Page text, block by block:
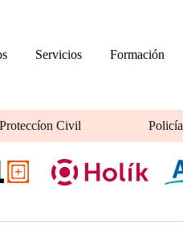
Servicios Formación
Proteccíon Civil Policía